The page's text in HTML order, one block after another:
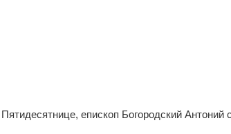
епископ Богородский